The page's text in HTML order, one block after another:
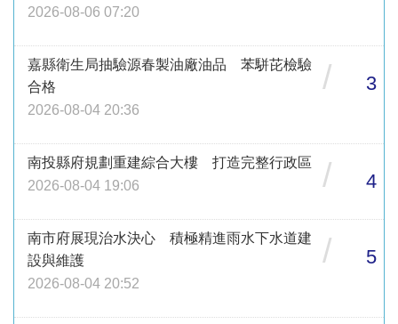
2026-08-06 07:20
嘉縣衛生局抽驗源春製油廠油品 苯駢芘檢驗
合格
2026-08-04 20:36
/ 3
南投縣府規劃重建綜合大樓 打造完整行政區
2026-08-04 19:06
/ 4
南市府展現治水決心 積極精進雨水下水道建
設與維護
2026-08-04 20:52
/ 5